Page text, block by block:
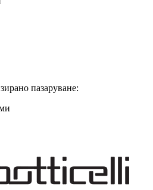
пазаруване: